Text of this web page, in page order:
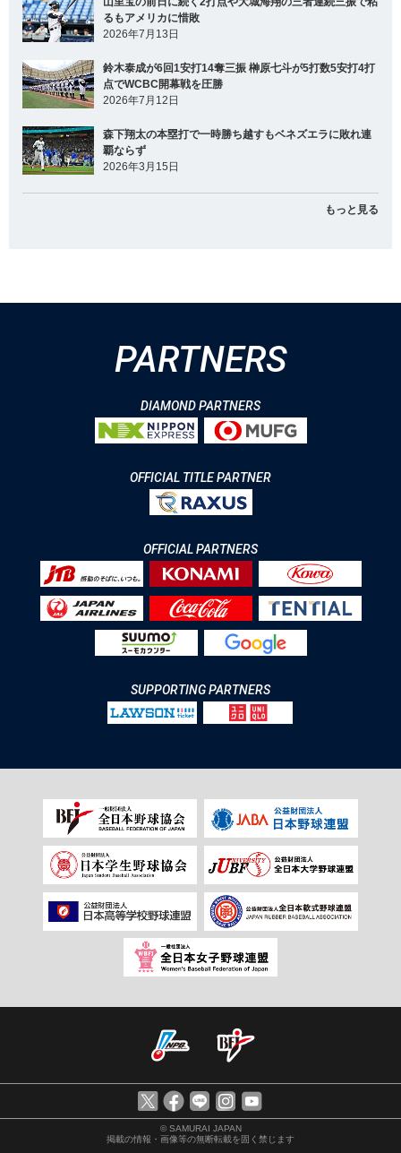
るもアメリカに惜敗
2026年7月13日
鈴木泰成が6回1安打14奪三振 榊原七斗が5打数5安打4打
点でWCBC開幕戦を圧勝
2026年7月12日
森下翔太の本塁打で一時勝ち越すもベネズエラに敗れ連
覇ならず
2026年3月15日
もっと見る
PARTNERS
DIAMOND PARTNERS
OFFICIAL TITLE PARTNER
OFFICIAL PARTNERS
SUPPORTING PARTNERS
© SAMURAI JAPAN
掲載の情報・画像等の無断転載を固く禁じます